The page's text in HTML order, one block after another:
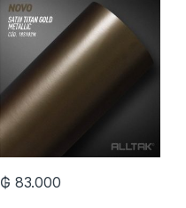
₲ 83.000